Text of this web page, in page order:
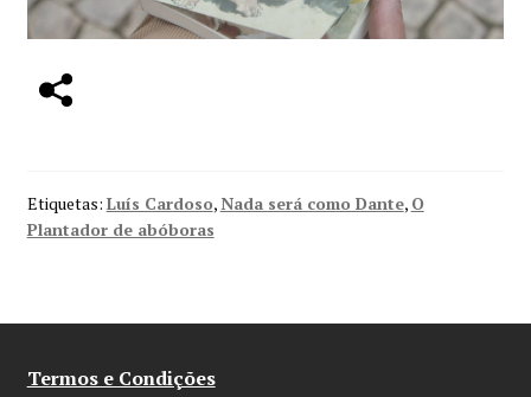
Termos e Condições
Mapa do site
Etiquetas: Luís Cardoso,Nada será como Dante, O
Plantador de abóboras
Termos e Condições